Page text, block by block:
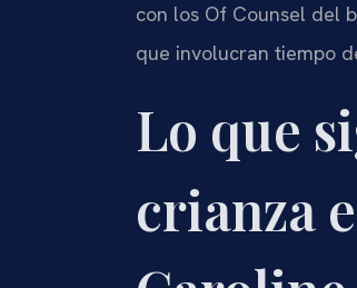
con los Of Counsel del
que involucran tiempo
Lo que
crianza